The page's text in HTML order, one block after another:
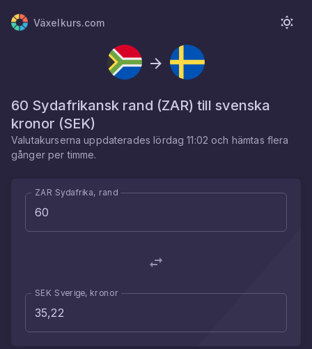
Växelkurs.com
60 Sydafrikansk rand (ZAR) till svenska
kronor (SEK)
Valutakurserna uppdateradeslördag 11:02 och hämtas flera
gånger per timme.
ZAR Sydafrika, rand
SEK Sverige, kronor